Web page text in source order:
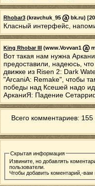
Rhobar3 (kravchuk_95 bk.ru)
Класный интерфейс,
King Rhobar III (www.Vovvan1
Вот такая нам нужна
предоставили, надеюсь,
движке из Risen 2: Dark
"ArcaniA: Remake", чтобы
победы над Ксешей надо
АрканиЯ: Падение
Всего комментариев:
Скрытая информация
Извините, но добавлять
пользователи.
Чтобы добавить коментарий,-